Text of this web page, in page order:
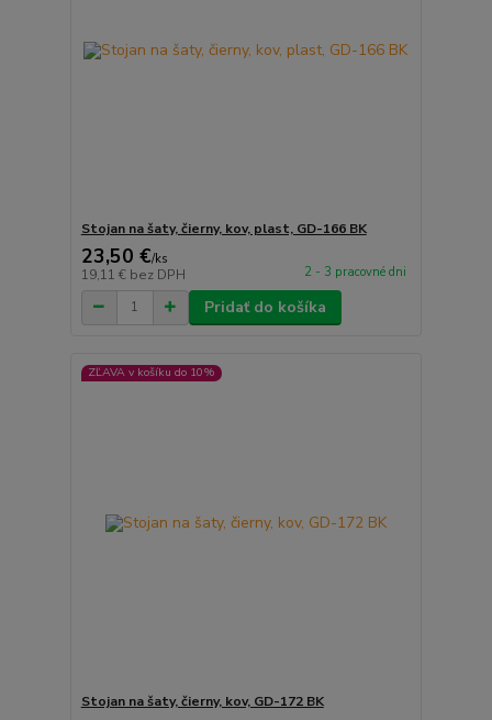
Stojan na šaty, čierny, kov, plast, GD-166 BK
23,50 €/ks
19,11 € bez DPH 2 - 3 pracovné dni
Pridať do košíka
ZĽAVA v košíku do 10%
Stojan na šaty, čierny, kov, GD-172 BK